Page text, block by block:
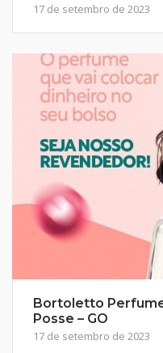
17 de setembro de 2023
Bortoletto
Posse – GO
17 de setembro de 2023